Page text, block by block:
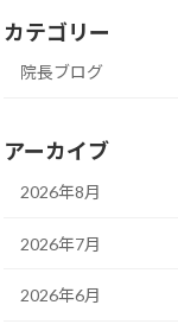
カテゴリー
院長ブログ
アーカイブ
2026年8月
2026年7月
2026年6月